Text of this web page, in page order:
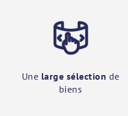
Une large sélection de
biens